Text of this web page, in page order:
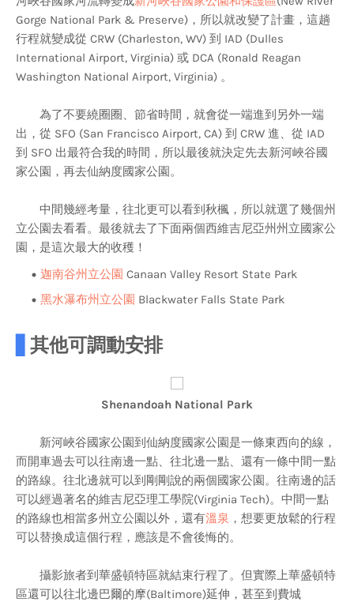
Gorge National Park & Preserve)，所以就改變了計畫，這趟
行程就變成從 CRW (Charleston, WV) 到 IAD (Dulles
International Airport, Virginia) 或 DCA (Ronald Reagan
Washington National Airport, Virginia) 。
為了不要繞圈圈、節省時間，就會從一端進到另外一端
出，從 SFO (San Francisco Airport, CA) 到 CRW 進、從 IAD
到 SFO 出最符合我的時間，所以最後就決定先去新河峽谷國
家公園，再去仙納度國家公園。
中間幾經考量，往北更可以看到秋楓，所以就選了幾個州
立公園去看看。最後就去了下面兩個西維吉尼亞州州立國家公
園，是這次最大的收穫！
迦南谷州立公園 Canaan Valley Resort State Park
黑水瀑布州立公園 Blackwater Falls State Park
其他可調動安排
Shenandoah National Park
新河峽谷國家公園到仙納度國家公園是一條東西向的線，
而開車過去可以往南邊一點、往北邊一點、還有一條中間一點
的路線。往北邊就可以到剛剛說的兩個國家公園。往南邊的話
可以經過著名的維吉尼亞理工學院(Virginia Tech)。中間一點
的路線也相當多州立公園以外，還有溫泉 ，想要更放鬆的行程
可以替換成這個行程，應該是不會後悔的。
攝影旅者到華盛頓特區就結束行程了。但實際上華盛頓特
區還可以往北邊巴爾的摩(Baltimore)延伸，甚至到費城